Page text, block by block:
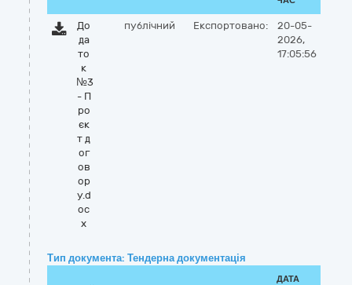
До
да
то
к
№3
- П
ро
єк
т д
ог
ов
ор
у.d
oc
x
публічний Експортовано:
20-05-
2026,
17:05:56
Тип документа: Тендерна документація
ДАТА